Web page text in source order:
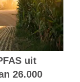
uit
26.000